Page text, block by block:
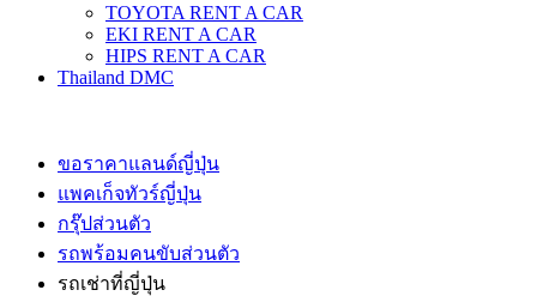
TOYOTA RENT A CAR
EKI RENT A CAR
HIPS RENT A CAR
Thailand DMC
ขอราคาแลนด์ญี่ปุ่น
แพคเก็จทัวร์ญี่ปุ่น
กรุ๊ปส่วนตัว
รถพร้อมคนขับส่วนตัว
รถเช่าที่ญี่ปุ่น